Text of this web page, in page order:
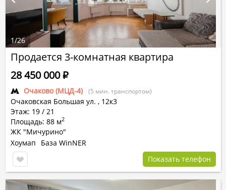
Продается 3-комнатная квартира
Очаково (МЦД-4) (5 мин. транспортом)
Очаковская Большая ул. , 12к3
Этаж: 19 / 21
Площадь: 88 м2
ЖК "Мичурино"
28 450 000Р
Хоумап
База WinNER
Показать телефон
1/26